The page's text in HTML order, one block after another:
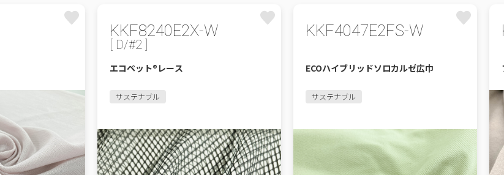
KKF8240E2X-W
[ D/#2 ]
エコペット®レース
サステナブル
KKF4047E2FS-W
ECOハイブリッドソロカルゼ広巾
サステナブル